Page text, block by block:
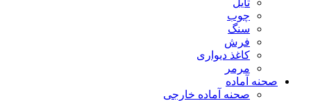
تایل
چوب
سنگ
فرش
کاغذ دیواری
مرمر
صحنه آماده
صحنه آماده خارجی